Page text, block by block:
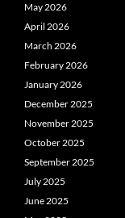
May 2026
April 2026
March 2026
February 2026
January 2026
December 2025
November 2025
October 2025
September 2025
July 2025
June 2025